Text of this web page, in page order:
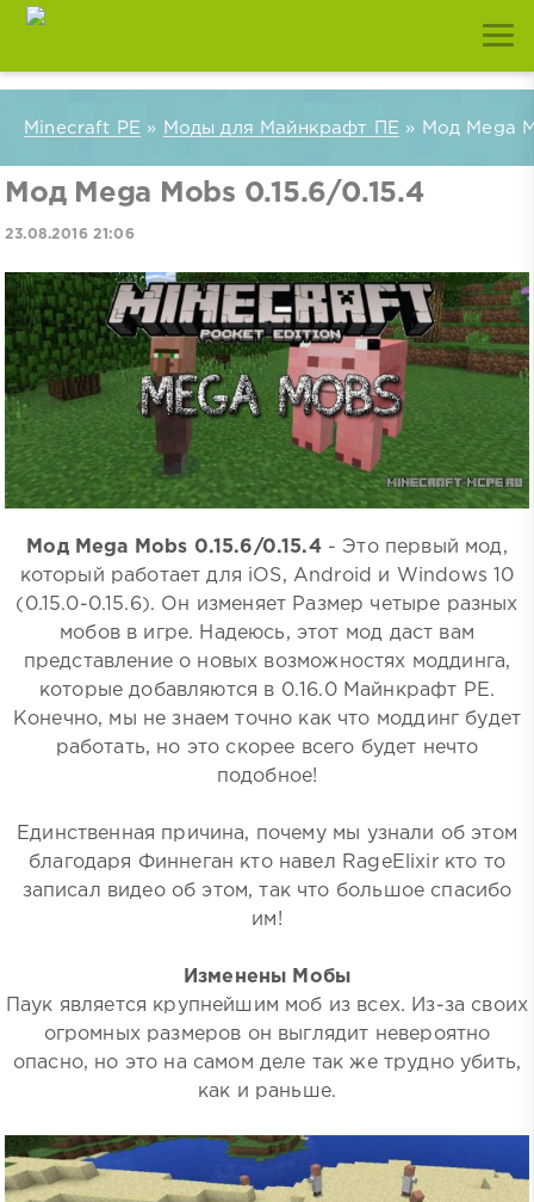
Minecraft PE » Моды для Майнкрафт ПЕ » Мод Mega
Мод Mega Mobs 0.15.6/0.15.4
23.08.2016 21:06
Мод Mega Mobs 0.15.6/0.15.4- Это первый мод,
который работает для iOS, Android и Windows 10
(0.15.0-0.15.6). Он изменяет Размер четыре разных
мобов в игре. Надеюсь, этот мод даст вам
представление о новых возможностях моддинга,
которые добавляются в 0.16.0 Майнкрафт PE.
Конечно, мы не знаем точно как что моддинг будет
работать, но это скорее всего будет нечто
подобное!
Единственная причина, почему мы узнали об этом
благодаря Финнеган кто навел RageElixir кто то
записал видео об этом, так что большое спасибо
им!
Изменены Мобы
Паук является крупнейшим моб из всех. Из-за своих
огромных размеров он выглядит невероятно
опасно, но это на самом деле так же трудно убить,
как и раньше.